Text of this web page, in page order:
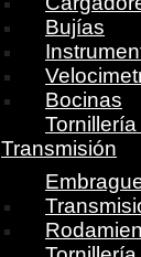
Bujías
Bocinas
Transmisión